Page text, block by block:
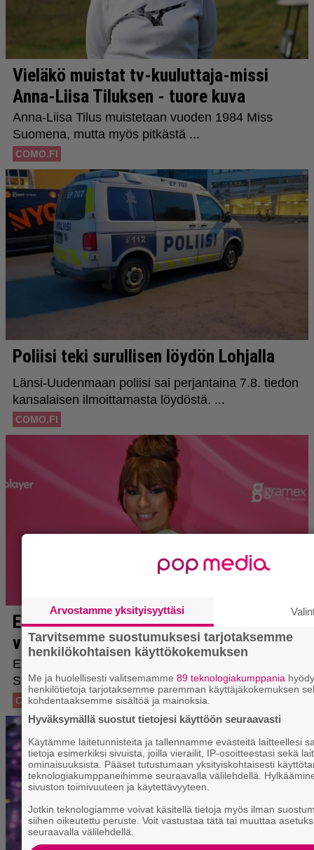
Arvostamme yksityisyyttäsi
Tarvitsemme suostumuksesi tarjotaksemme
henkilökohtaisen käyttökokemuksen
Me ja huolellisesti valitsemamme89 teknologiakumppania
henkilötietoja tarjotaksemme paremman käyttäjäkokemuksen
kohdentaaksemme sisältöä ja mainoksia.
Hyväksymällä suostut tietojesi käyttöön seuraavasti
Käytämme laitetunnisteita ja tallennamme evästeitä laitteellesi
tietoja esimerkiksi sivuista, joilla vierailit, IP-osoitteestasi sekä
ominaisuuksista. Pääset tutustumaan yksityiskohtaisesti
teknologiakumppaneihimme seuraavalla välilehdellä.
sivuston toimivuuteen ja käytettävyyteen.
Jotkin teknologiamme voivat käsitellä tietoja myös ilman
siihen oikeutettu peruste. Voit vastustaa tätä tai muuttaa
seuraavalla välilehdellä.